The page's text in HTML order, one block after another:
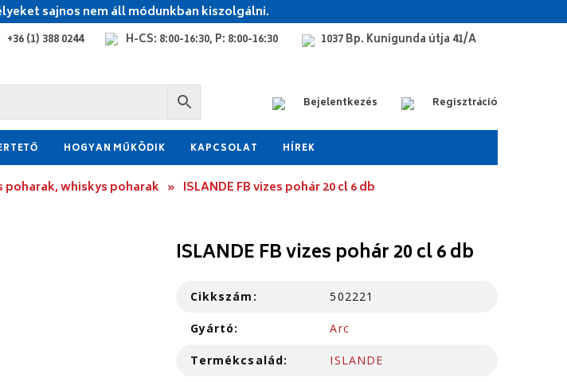
sajnos nem áll módunkban kiszolgálni.
+36 (1) 388 0244 H-CS: 8:00-16:30, P: 8:00-16:30 1037 Bp. Kunigunda útja 41/A
Bejelentkezés Regisztráció
HOGYAN MŰKÖDIK KAPCSOLAT HÍREK
poharak, whiskys poharak » ISLANDE FB vizes pohár 20 cl 6 db
ISLANDE FB vizes pohár 20 cl 6 db
Cikkszám: 502221
Gyártó: Arc
Termékcsalád: ISLANDE